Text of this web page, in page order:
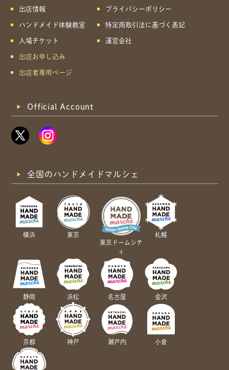
出店情報
ハンドメイド体験教室
入場チケット
出店お申し込み
出店者専用ページ
プライバシーポリシー
特定商取引法に基づく表記
運営会社
Official Account
全国のハンドメイドマルシェ
横浜
東京
東京ドームシテ
ィ
札幌
静岡 浜松 名古屋 金沢
京都 神戸 瀬戸内 小倉